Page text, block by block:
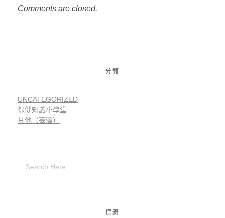
Comments are closed.
分類
UNCATEGORIZED
保健知識小學堂
其他（臺灣）
標籤